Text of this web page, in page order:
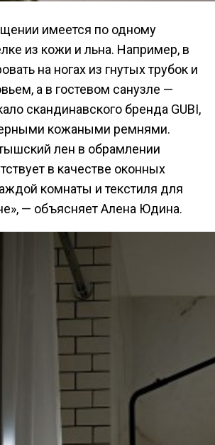
имеется по одному
из кожи и льна. Например, в
на ногах из гнутых трубок и
а в гостевом санузле —
скандинавского бренда GUBI,
кожаными ремнями.
лен в обрамлении
в качестве оконных
комнаты и текстиля для
— объясняет Алена Юдина.